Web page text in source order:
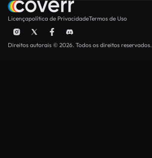
Licençapolítica de PrivacidadeTermos de Uso
Direitos autorais © 2026. Todos os direitos reservados.